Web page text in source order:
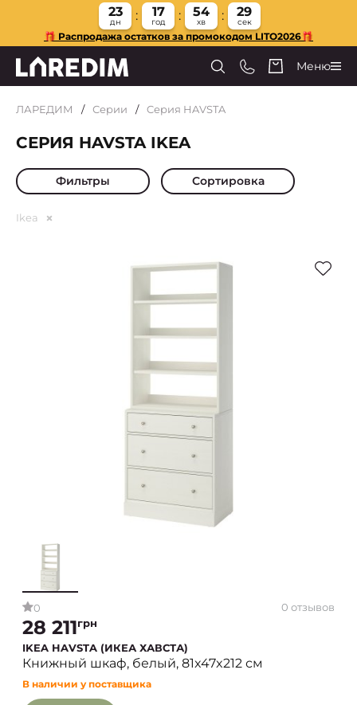
23
дн
17
год
54
хв
29
сек
🎁 Распродажа остатков за промокодом LITO2026🎁
Меню
ЛАРЕДИМ Серии Cерия HAVSTA
CЕРИЯ HAVSTA IKEA
Фильтры Сортировка
Ikea
0 0 отзывов
28 211грн
IKEA HAVSTA (ИКЕА ХАВСТА)
Книжный шкаф, белый, 81x47x212 см
В наличии у поставщика